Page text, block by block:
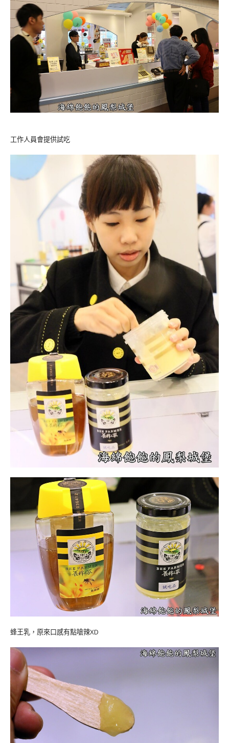
工作人員會提供試吃
蜂王乳，原來口感有點嗆辣XD